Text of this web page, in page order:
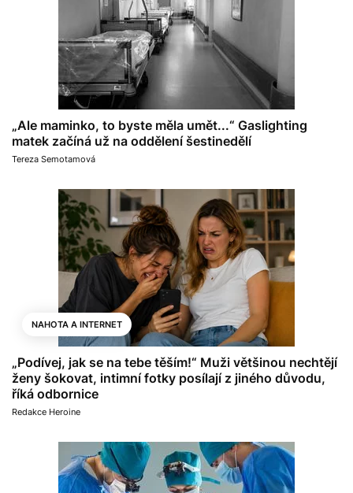
„Ale maminko, to byste měla umět...“ Gaslighting
matek začíná už na oddělení šestinedělí
Tereza Semotamová
NAHOTA A INTERNET
„Podívej, jak se na tebe těším!“ Muži většinou nechtějí
ženy šokovat, intimní fotky posílají z jiného důvodu,
říká odbornice
Redakce Heroine